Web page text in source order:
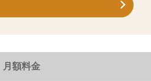
月額料金